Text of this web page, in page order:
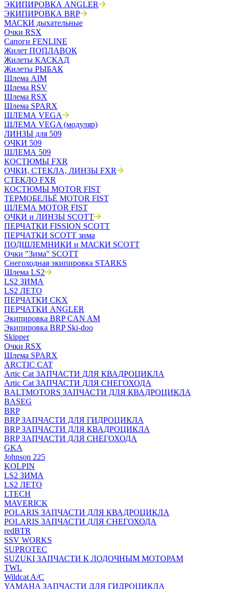
ЭКИПИРОВКА ANGLER
ЭКИПИРОВКА BRP
МАСКИ дыхательные
Очки RSX
Сапоги FENLINE
Жилет ПОПЛАВОК
Жилеты КАСКАД
Жилеты РЫБАК
Шлема AIM
Шлема RSV
Шлема RSX
Шлема SPARX
ШЛЕМА VEGA
ШЛЕМА VEGA (модуляр)
ЛИНЗЫ для 509
ОЧКИ 509
ШЛЕМА 509
КОСТЮМЫ FXR
ОЧКИ, СТЕКЛА, ЛИНЗЫ FXR
СТЕКЛО FXR
КОСТЮМЫ MOTOR FIST
ТЕРМОБЕЛЬЁ MOTOR FIST
ШЛЕМА MOTOR FIST
ОЧКИ и ЛИНЗЫ SCOTT
ПЕРЧАТКИ FISSION SCOTT
ПЕРЧАТКИ SCOTT зима
ПОДШЛЕМНИКИ и МАСКИ SCOTT
Очки "Зима" SCOTT
Снегоходная экипировка STARKS
Шлема LS2
LS2 ЗИМА
LS2 ЛЕТО
ПЕРЧАТКИ CKX
ПЕРЧАТКИ ANGLER
Экипировка BRP CAN AM
Экипировка BRP Ski-doo
Skipper
Очки RSX
Шлема SPARX
ARCTIC CAT
Artic Cat ЗАПЧАСТИ ДЛЯ КВАДРОЦИКЛА
Artic Cat ЗАПЧАСТИ ДЛЯ СНЕГОХОДА
BALTMOTORS ЗАПЧАСТИ ДЛЯ КВАДРОЦИКЛА
BASEG
BRP
BRP ЗАПЧАСТИ ДЛЯ ГИДРОЦИКЛА
BRP ЗАПЧАСТИ ДЛЯ КВАДРОЦИКЛА
BRP ЗАПЧАСТИ ДЛЯ СНЕГОХОДА
GKA
Johnson 225
KOLPIN
LS2 ЗИМА
LS2 ЛЕТО
LTECH
MAVERICK
POLARIS ЗАПЧАСТИ ДЛЯ КВАДРОЦИКЛА
POLARIS ЗАПЧАСТИ ДЛЯ СНЕГОХОДА
redBTR
SSV WORKS
SUPROTEC
SUZUKI ЗАПЧАСТИ К ЛОДОЧНЫМ МОТОРАМ
TWL
Wildcat A/C
YAMAHA ЗАПЧАСТИ ДЛЯ ГИДРОЦИКЛА